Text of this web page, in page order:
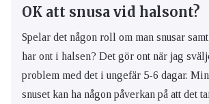
OK att snusa vid halsont?
Spelar det någon roll om man snusar
har ont i halsen? Det gör ont när jag
problem med det i ungefär 5-6 dagar.
snuset kan ha någon påverkan på att det